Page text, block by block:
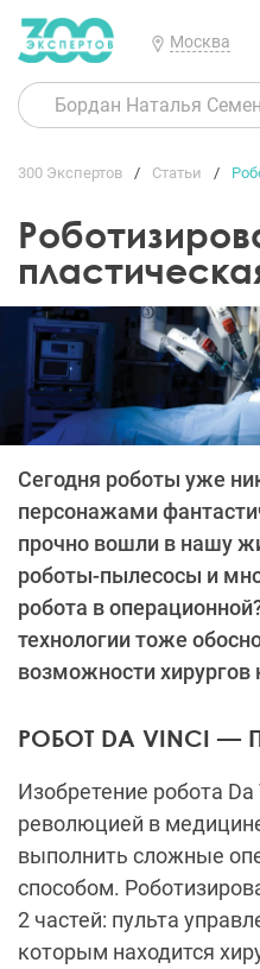
Москва
300 Экспертов Статьи
Сегодня роботы уже
персонажами
прочно вошли в нашу
роботы-пылесосы и
робота в
технологии тоже
возможности хирургов
РОБОТ DA VINCI —
Изобретение робота
революцией в
выполнить сложные
способом.
2 частей: пульта
которым находится